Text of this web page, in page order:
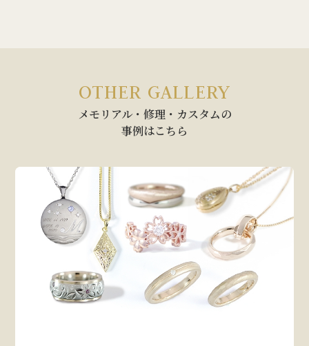
OTHER GALLERY
メモリアル・修理・カスタムの
事例はこちら